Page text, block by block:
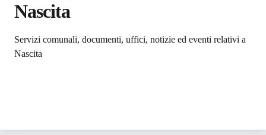
Nascita
Dettagli dell'argomento
Servizi comunali, documenti, uffici, notizie ed eventi relativi a
Nascita